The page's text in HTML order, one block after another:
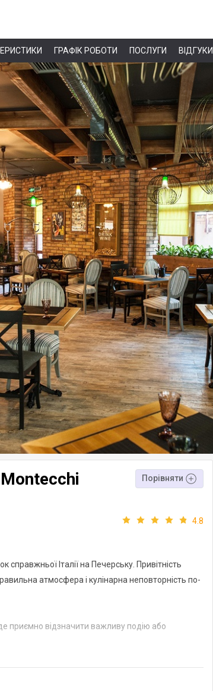
ГРАФІК РОБОТИ ПОСЛУГИ ВІДГУКИ
Порівняти
4.8
Італії на Печерську. Привітність
атмосфера і кулінарна неповторність по-
приємно відзначити важливу подію або